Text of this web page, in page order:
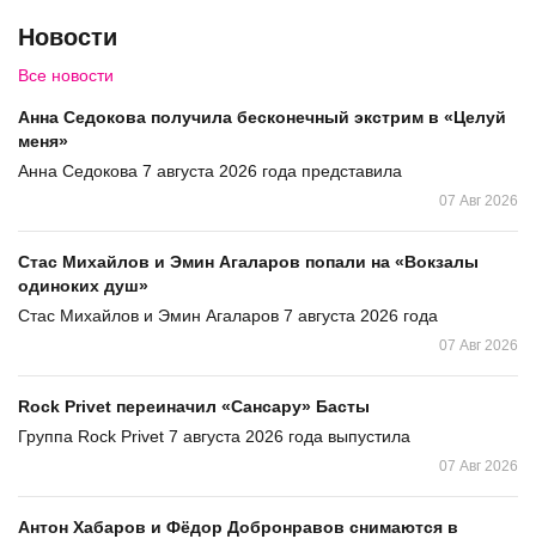
Новости
Все новости
Анна Седокова получила бесконечный экстрим в «Целуй
меня»
Анна Седокова 7 августа 2026 года представила
07 Авг 2026
Стас Михайлов и Эмин Агаларов попали на «Вокзалы
одиноких душ»
Стас Михайлов и Эмин Агаларов 7 августа 2026 года
07 Авг 2026
Rock Privet переиначил «Сансару» Басты
Группа Rock Privet 7 августа 2026 года выпустила
07 Авг 2026
Антон Хабаров и Фёдор Добронравов снимаются в